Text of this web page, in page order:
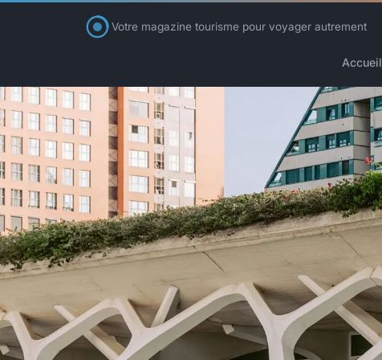
Votre magazine tourisme pour voyager autrement
Accueil